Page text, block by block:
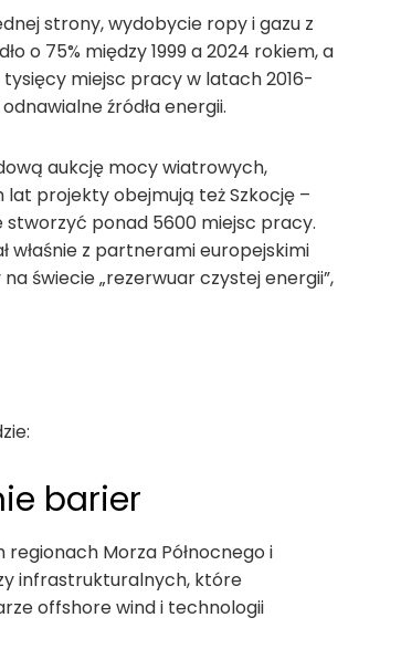
strony, wydobycie ropy i gazu z
o 75% między 1999 a 2024 rokiem, a
miejsc pracy w latach 2016-
źródła energii.
aukcję mocy wiatrowych,
projekty obejmują też Szkocję –
ponad 5600 miejsc pracy.
właśnie z partnerami europejskimi
świecie „rezerwuar czystej energii”,
barier
Morza Północnego i
infrastrukturalnych, które
offshore wind i technologii